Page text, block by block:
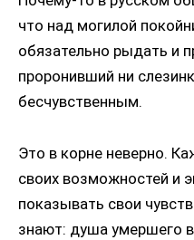
что над могилой
обязательно рыдать и
проронивший ни
бесчувственным.
Это в корне неверно.
своих возможностей и
показывать свои
знают: душа умершего